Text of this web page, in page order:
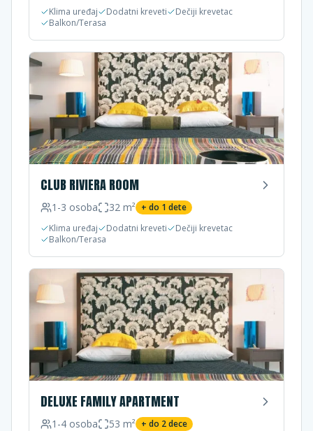
Klima uređaj Dodatni kreveti
Dečiji krevetac
Balkon/Terasa
CLUB RIVIERA ROOM
1-3 osoba 32 m² + do 1 dete
Klima uređaj
Dodatni kreveti
Dečiji krevetac
Balkon/Terasa
DELUXE FAMILY APARTMENT
1-4 osoba 53 m² + do 2dece